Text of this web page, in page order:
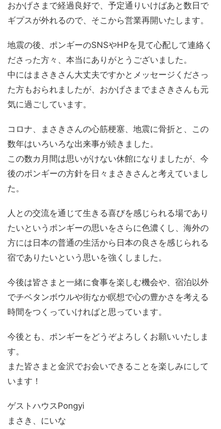
おかげさまで経過良好で、予定通りいけばあと数日で
ギプスが外れるので、そこから営業再開いたします。
地震の後、ポンギーのSNSやHPを見て心配して連絡く
ださった方々、本当にありがとうございました。
中にはまさきさん大丈夫ですかとメッセージくださっ
た方もおられましたが、おかげさまでまさきさんも元
気に過ごしています。
コロナ、まさきさんの心筋梗塞、地震に骨折と、この
数年はいろいろな出来事が続きました。
この数カ月間は思いがけない休館になりましたが、今
後のポンギーの方針を日々まさきさんと考えていまし
た。
人との交流を通じて生きる喜びを感じられる場であり
たいというポンギーの思いをさらに色濃くし、海外の
方には日本の普通の生活から日本の良さを感じられる
宿でありたいという思いを強くしました。
今後は皆さまと一緒に食事を楽しむ機会や、宿泊以外
でチベタンボウルや街なか瞑想で心の豊かさを考える
時間をつくっていければと思っています。
今後とも、ポンギーをどうぞよろしくお願いいたしま
す。
また皆さまと金沢でお会いできることを楽しみにして
います！
ゲストハウスPongyi
まさき、にいな